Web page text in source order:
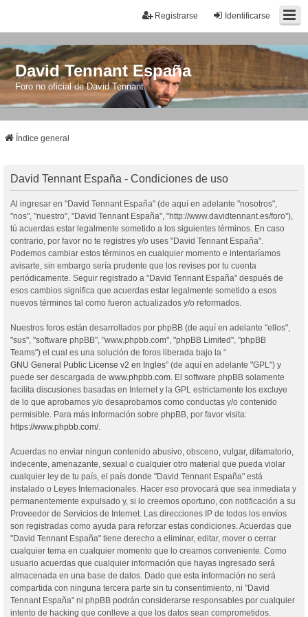
Identificarse
Registrarse
David Tennant España
Foro no oficial de David Tennant
Índice general
David Tennant España - Condiciones de uso
Al ingresar en "David Tennant España" (de aquí en adelante "nosotros",
"nos", "nuestro", "David Tennant España", "http://www.davidtennant.es/foro"),
tú acuerdas estar legalmente sometido a los siguientes términos. En caso
contrario, por favor no te registres y/o uses "David Tennant España".
Podemos cambiar estos términos en cualquier momento e intentaríamos
avisarte, sin embargo sería prudente que los revises por tu cuenta
periódicamente. Seguir registrado a "David Tennant España" después de
esos cambios significa que acuerdas estar legalmente sometido a esos
nuevos términos tal como fueron actualizados y/o reformados.
Nuestros foros están desarrollados por phpBB (de aquí en adelante "ellos",
"sus", "software phpBB", "www.phpbb.com", "phpBB Limited", "phpBB
Teams") el cual es una solución de foros liberada bajo la “
GNU General Public License v2 en Ingles” (de aquí en adelante "GPL") y
puede ser descargada de www.phpbb.com . El software phpBB solamente
facilita discusiones basadas en Internet y la GPL estrictamente los excluye
de lo que aprobamos y/o desaprobamos como conductas y/o contenido
permisible. Para más información sobre phpBB, por favor visita:
https://www.phpbb.com/.
Acuerdas no enviar ningun contenido abusivo, obsceno, vulgar, difamatorio,
indecente, amenazante, sexual o cualquier otro material que pueda violar
cualquier ley de tu país, el país donde "David Tennant España" está
instalado o Leyes Internacionales. Hacer eso provocará que sea inmediata y
permanentemente expulsado y, si lo creemos oportuno, con notificación a su
Proveedor de Servicios de Internet. Las direcciones IP de todos los envíos
son registradas como ayuda para reforzar estas condiciones. Acuerdas que
"David Tennant España" tiene derecho a eliminar, editar, mover o cerrar
cualquier tema en cualquier momento que lo creamos conveniente. Como
usuario acuerdas que cualquier información que hayas ingresado será
almacenada en una base de datos. Dado que esta información no será
compartida con ninguna tercera parte sin tu consentimiento, ni "David
Tennant España" ni phpBB podrán considerarse responsables por cualquier
intento de hacking que conlleve a que los datos sean comprometidos.